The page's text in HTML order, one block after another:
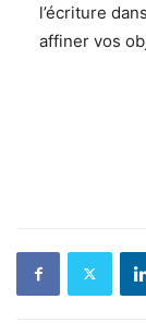
l’écriture
affiner vos